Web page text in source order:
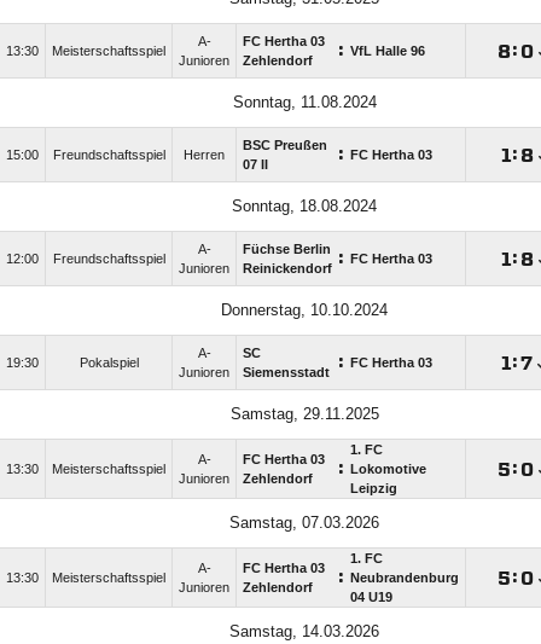
13:30 Meisterschaftsspiel
A-
Junioren
FC Hertha 03
Zehlendorf
: VfL Halle 96 : 
Sonntag, 11.08.2024
15:00 Freundschaftsspiel Herren
BSC Preußen
07 II
: FC Hertha 03 : 
Sonntag, 18.08.2024
12:00 Freundschaftsspiel
A-
Junioren
Füchse Berlin
Reinickendorf : FC Hertha 03 : 
Donnerstag, 10.10.2024
19:30 Pokalspiel
A-
Junioren
SC
Siemensstadt
: FC Hertha 03 :
Samstag, 29.11.2025
13:30 Meisterschaftsspiel
A-
Junioren
FC Hertha 03
Zehlendorf
:
1. FC
Lokomotive
Leipzig
: 
Samstag, 07.03.2026
13:30 Meisterschaftsspiel
A-
Junioren
FC Hertha 03
Zehlendorf
:
1. FC
Neubrandenburg
04 U19
: 
Samstag, 14.03.2026